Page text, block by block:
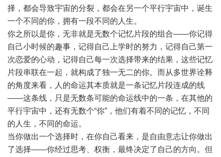
择，都会导致宇宙的分裂，都会在另一个平行宇宙中，诞生
一个不同的你，拥有一段不同的人生。
你之所以是你，无非就是无数个记忆片段的组合——你记得
自己小时候的趣事，记得自己上学时的努力，记得自己第一
次恋爱的心动，记得自己每一次选择带来的结果，这些记忆
片段串联在一起，就构成了独一无二的你。而从多世界诠释
的角度来看，人的命运其本质就是一条记忆片段连成的线
——这条线，只是无数条可能的命运线中的一条，在其他的
平行宇宙中，还有无数个“你”，他们有着不同的记忆，不同
的人生，不同的命运。
当你做出一个选择时，在你自己看来，是自由意志让你做出
了选择——你经过思考、权衡，最终决定了自己的方向。但